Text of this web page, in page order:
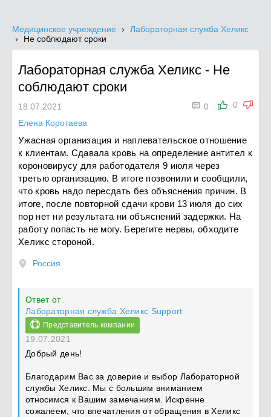
Медицинское учреждение
Лабораторная служба Хеликс
Не соблюдают сроки
Лабораторная служба Хеликс - Не
соблюдают сроки
0
 0
18.07.2021
Елена Коротаева
Ужасная организация и наплевательское отношение
к клиентам. Сдавала кровь на определение антител к
короновирусу для работодателя 9 июля через
третью организацию. В итоге позвонили и сообщили,
что кровь надо пересдать без объяснения причин. В
итоге, после повторной сдачи крови 13 июля до сих
пор нет ни результата ни объяснений задержки. На
работу попасть не могу. Берегите нервы, обходите
Хеликс стороной.
Россия
Ответ от
Лабораторная служба Хеликс Support
Представитель компании
19.07.2021
Добрый день!
Благодарим Вас за доверие и выбор Лабораторной
службы Хеликс. Мы с большим вниманием
относимся к Вашим замечаниям. Искренне
сожалеем, что впечатления от обращения в Хеликс